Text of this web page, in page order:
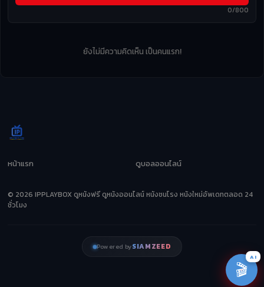
0/800
ยังไม่มีความคิดเห็น เป็นคนแรก!
หน้าแรก ดูบอลออนไลน์
© 2026 IPPLAYBOX ดูหนังฟรี ดูหนังออนไลน์ หนังชนโรง หนังใหม่อัพเดทตลอด 24
ชั่วโมง
Powered bySIAMZEED
🎬
AI